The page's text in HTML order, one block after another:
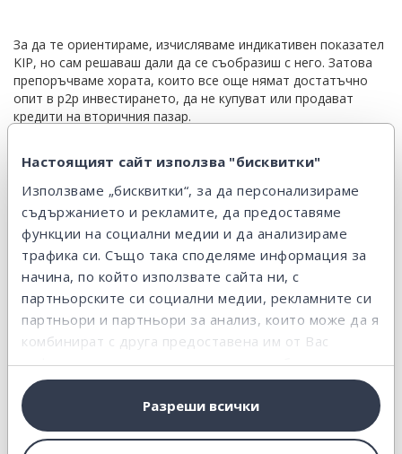
Настоящият сайт използва "бисквитки"
Използваме „бисквитки“, за да персонализираме
съдържанието и рекламите, да предоставяме
функции на социални медии и да анализираме
трафика си. Също така споделяме информация за
начина, по който използвате сайта ни, с
партньорските си социални медии, рекламните си
партньори и партньори за анализ, които може да я
комбинират с друга предоставена им от Вас
информация или с такава, която са събрали от
ползването от Ваша страна на услугите им.
Разреши всички
За да те ориентираме, изчисляваме индикативен показател
KIP, но сам решаваш дали да се съобразиш с него. Затова
препоръчваме хората, които все още нямат достатъчно
опит в p2p инвестирането, да не купуват или продават
кредити на вторичния пазар.
Свързани въпроси:
Има ли смисъл да държа свободни пари в
платформата?
Не, доходност ти носят единствено средствата, които са
реално инвестирани в кредити...
Как възвръщаемостта варира в зависимост от
нивото на диверсификация?
За кредити с buyback механизъм...